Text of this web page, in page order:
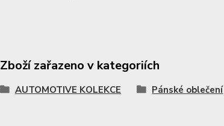
Zboží zařazeno v kategoriích
AUTOMOTIVE KOLEKCE Pánské oblečení